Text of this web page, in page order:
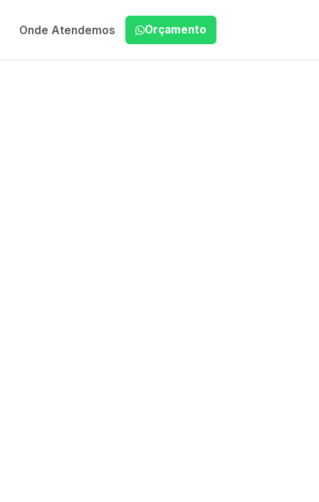
Onde Atendemos Orçamento